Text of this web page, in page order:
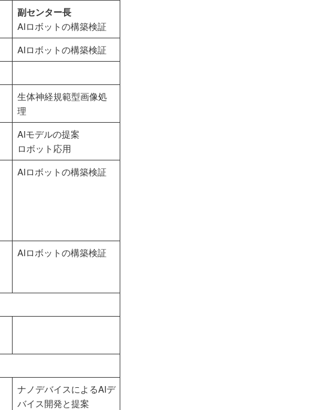
副センター長
AIロボットの構築検証
AIロボットの構築検証
生体神経規範型画像処
理
AIモデルの提案
ロボット応用
AIロボットの構築検証
AIロボットの構築検証
ナノデバイスによるAIデ
バイス開発と提案